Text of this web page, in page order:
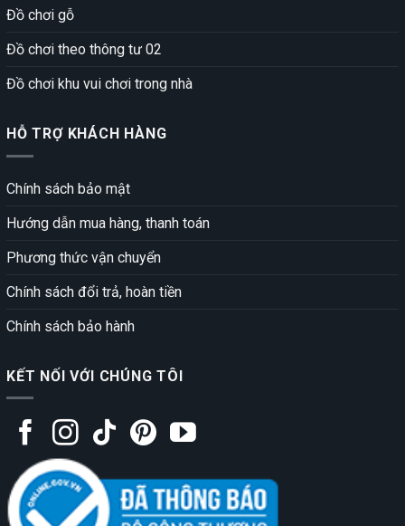
Đồ chơi gỗ
Đồ chơi theo thông tư 02
Đồ chơi khu vui chơi trong nhà
HỖ TRỢ KHÁCH HÀNG
Chính sách bảo mật
Hướng dẫn mua hàng, thanh toán
Phương thức vận chuyển
Chính sách đổi trả, hoàn tiền
Chính sách bảo hành
KẾT NỐI VỚI CHÚNG TÔI